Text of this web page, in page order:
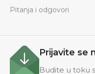
Pitanja i odgovori
Prijavite se
Budite u toku